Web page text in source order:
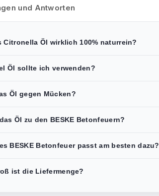
und Antworten
Citronella Öl wirklich 100% naturrein?
Öl sollte ich verwenden?
Öl gegen Mücken?
Öl zu den BESKE Betonfeuern?
BESKE Betonfeuer passt am besten dazu?
ist die Liefermenge?